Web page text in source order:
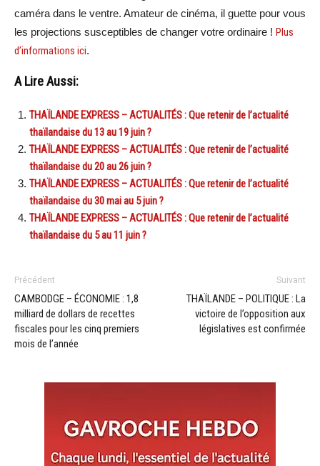
caméra dans le ventre. Amateur de cinéma, il guette pour vous
les projections susceptibles de changer votre ordinaire ! Plus
d’informations ici.
A Lire Aussi:
THAÏLANDE EXPRESS – ACTUALITÉS : Que retenir de l’actualité
thaïlandaise du 13 au 19 juin ?
THAÏLANDE EXPRESS – ACTUALITÉS : Que retenir de l’actualité
thaïlandaise du 20 au 26 juin ?
THAÏLANDE EXPRESS – ACTUALITÉS : Que retenir de l’actualité
thaïlandaise du 30 mai au 5 juin ?
THAÏLANDE EXPRESS – ACTUALITÉS : Que retenir de l’actualité
thaïlandaise du 5 au 11 juin ?
Précédent
CAMBODGE – ÉCONOMIE : 1,8
milliard de dollars de recettes
fiscales pour les cinq premiers
mois de l’année
Suivant
THAÏLANDE – POLITIQUE : La
victoire de l’opposition aux
législatives est confirmée